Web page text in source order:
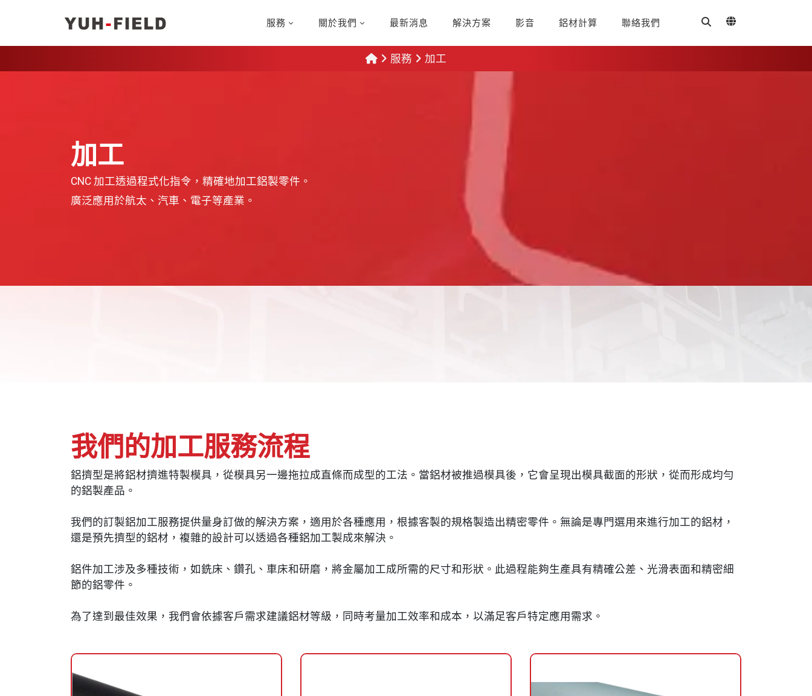
服務 關於我們 最新消息 解決方案 影音 鋁材計算 聯絡我們
服務 加工
加工
CNC 加工透過程式化指令，精確地加工鋁製零件。
廣泛應用於航太、汽車、電子等產業。
我們的加工服務流程
鋁擠型是將鋁材擠進特製模具，從模具另一邊拖拉成直條而成型的工法。當鋁材被推過模具後，它會呈現出模具截面的形狀，從而形成均勻
的鋁製產品。
我們的訂製鋁加工服務提供量身訂做的解決方案，適用於各種應用，根據客製的規格製造出精密零件。無論是專門選用來進行加工的鋁材，
還是預先擠型的鋁材，複雜的設計可以透過各種鋁加工製成來解決。
鋁件加工涉及多種技術，如銑床、鑽孔、車床和研磨，將金屬加工成所需的尺寸和形狀。此過程能夠生產具有精確公差、光滑表面和精密細
節的鋁零件。
為了達到最佳效果，我們會依據客戶需求建議鋁材等級，同時考量加工效率和成本，以滿足客戶特定應用需求。